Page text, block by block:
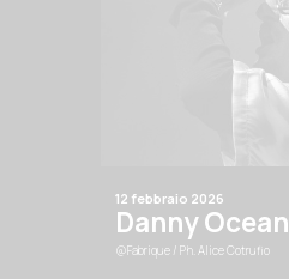
12 febbraio 2026
Danny Ocean
@Fabrique / Ph. Alice Cotrufio